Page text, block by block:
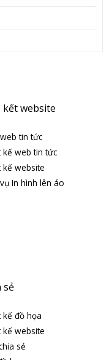
kết website
tin tức
kế web tin tức
kế website
In hình lên áo
sẻ
kế đồ họa
kế website
sẻ